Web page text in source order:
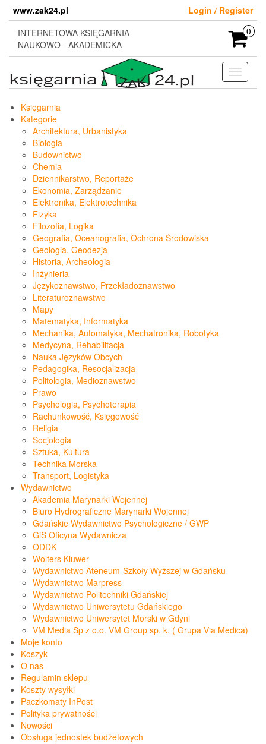
content
www.zak24.pl
Login / Register
INTERNETOWA KSIĘGARNIA
NAUKOWO - AKADEMICKA
0
Toggle
Księgarnia
Kategorie
Architektura, Urbanistyka
Biologia
Budownictwo
Chemia
Dziennikarstwo, Reportaże
Ekonomia, Zarządzanie
Elektronika, Elektrotechnika
Fizyka
Filozofia, Logika
Geografia, Oceanografia, Ochrona Środowiska
Geologia, Geodezja
Historia, Archeologia
Inżynieria
Językoznawstwo, Przekładoznawstwo
Literaturoznawstwo
Mapy
Matematyka, Informatyka
Mechanika, Automatyka, Mechatronika, Robotyka
Medycyna, Rehabilitacja
Nauka Języków Obcych
Pedagogika, Resocjalizacja
Politologia, Medioznawstwo
Prawo
Psychologia, Psychoterapia
Rachunkowość, Księgowość
Religia
Socjologia
Sztuka, Kultura
Technika Morska
Transport, Logistyka
Wydawnictwo
Akademia Marynarki Wojennej
Biuro Hydrograficzne Marynarki Wojennej
Gdańskie Wydawnictwo Psychologiczne / GWP
GiS Oficyna Wydawnicza
ODDK
Wolters Kluwer
Wydawnictwo Ateneum-Szkoły Wyższej w Gdańsku
Wydawnictwo Marpress
Wydawnictwo Politechniki Gdańskiej
Wydawnictwo Uniwersytetu Gdańskiego
Wydawnictwo Uniwersytet Morski w Gdyni
VM Media Sp z o.o. VM Group sp. k. ( Grupa Via Medica)
Moje konto
Koszyk
O nas
Regulamin sklepu
Koszty wysyłki
Paczkomaty InPost
Polityka prywatności
Nowości
Obsługa jednostek budżetowych